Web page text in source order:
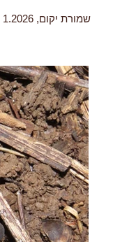
שמורת יקום, 1.2026